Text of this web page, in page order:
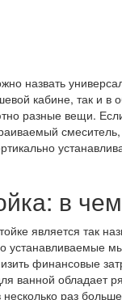
назвать
кабине, так и
разные вещи.
в
является так
устанавливаемые
финансовые
ванной обладает
несколько раз